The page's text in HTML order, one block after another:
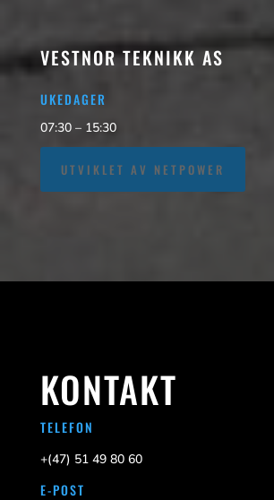
VESTNOR TEKNIKK AS
UKEDAGER
07:30 – 15:30
UTVIKLET AV NETPOWER
KONTAKT
TELEFON
+(47) 51 49 80 60
E-POST